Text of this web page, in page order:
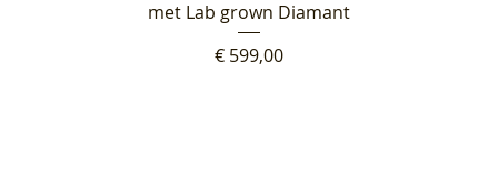
met Lab grown Diamant
Prijs
€ 599,00